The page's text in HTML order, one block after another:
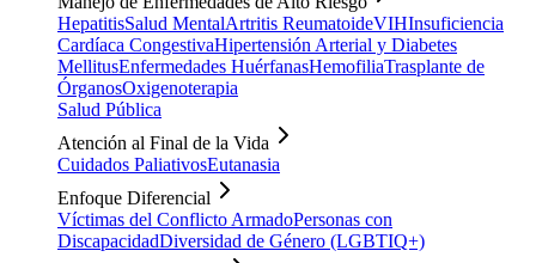
HepatitisSalud MentalArtritis ReumatoideVIHInsuficiencia
Cardíaca CongestivaHipertensión Arterial y Diabetes
MellitusEnfermedades HuérfanasHemofiliaTrasplante de
ÓrganosOxigenoterapia
Salud Pública
Atención al Final de la Vida
Cuidados PaliativosEutanasia
Enfoque Diferencial
Víctimas del Conflicto ArmadoPersonas con
DiscapacidadDiversidad de Género (LGBTIQ+)